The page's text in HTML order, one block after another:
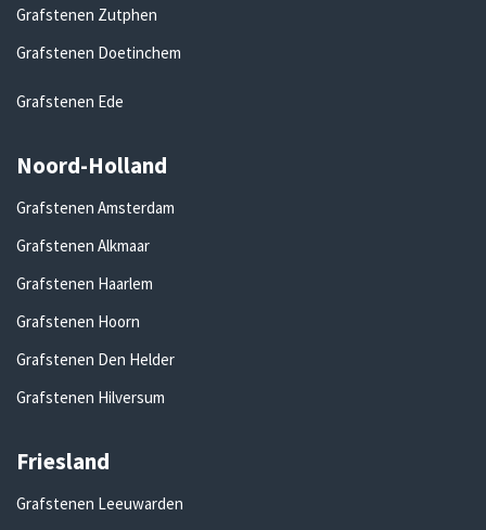
Grafstenen Zutphen
Grafstenen Doetinchem
Grafstenen Ede
Noord-Holland
Grafstenen Amsterdam
Grafstenen Alkmaar
Grafstenen Haarlem
Grafstenen Hoorn
Grafstenen Den Helder
Grafstenen Hilversum
Friesland
Grafstenen Leeuwarden